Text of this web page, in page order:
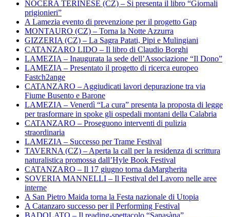
NOCERA TERINESE (CZ) – Si presenta il libro “Giornali
prigionieri”
A Lamezia evento di prevenzione per il progetto Gap
MONTAURO (CZ) – Torna la Notte Azzurra
GIZZERIA (CZ) – La Sagra Patati, Pipi e Mulingiani
CATANZARO LIDO – Il libro di Claudio Borghi
LAMEZIA – Inaugurata la sede dell’Associazione “Il Dono”
LAMEZIA – Presentato il progetto di ricerca europeo
Fastch2ange
CATANZARO – Aggiudicati lavori depurazione tra via
Fiume Busento e Barone
LAMEZIA – Venerdì “La cura” presenta la proposta di legge
per trasformare in spoke gli ospedali montani della Calabria
CATANZARO – Proseguono interventi di pulizia
straordinaria
LAMEZIA – Successo per Trame Festival
TAVERNA (CZ) – Aperta la call per la residenza di scrittura
naturalistica promossa dall’Hyle Book Festival
CATANZARO – Il 17 giugno torna daMargherita
SOVERIA MANNELLI – Il Festival del Lavoro nelle aree
interne
A San Pietro Maida torna la Festa nazionale di Utopia
A Catanzaro successo per il Performing Festival
BADOLATO – Il reading-spettacolo “Sanasàna”